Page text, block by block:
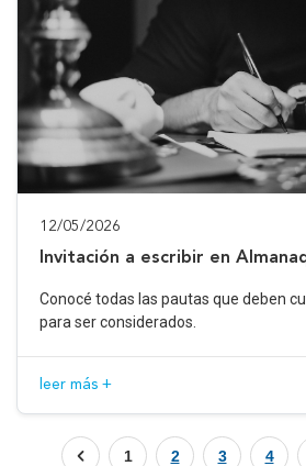
12/05/2026
Invitación a escribir en
Conocé todas las pautas que deben
para ser considerados.
leer más +
1 2 3 4